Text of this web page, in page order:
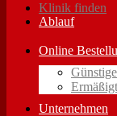
Klinik finden
Ablauf
Online
Unternehmen